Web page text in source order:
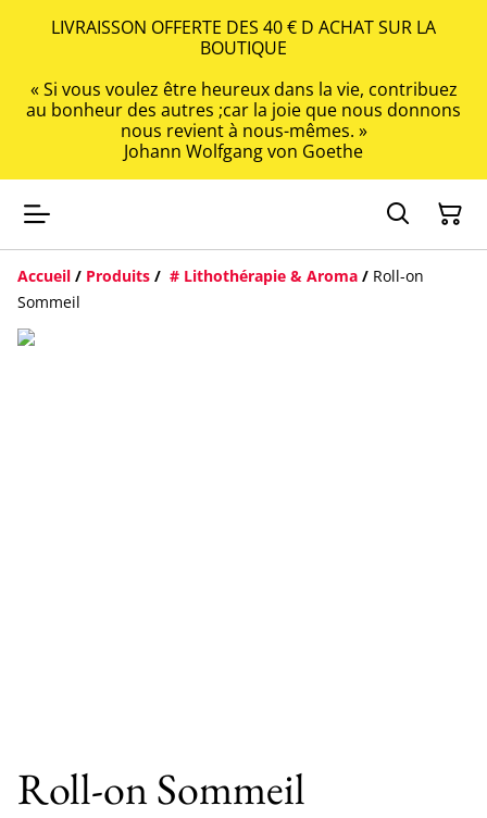
LIVRAISSON OFFERTE DES 40 € D ACHAT SUR LA
BOUTIQUE
« Si vous voulez être heureux dans la vie, contribuez
au bonheur des autres ;car la joie que nous donnons
nous revient à nous-mêmes. »
Johann Wolfgang von Goethe
Accueil / Produits / # Lithothérapie & Aroma / Roll-on
Sommeil
Roll-on Sommeil